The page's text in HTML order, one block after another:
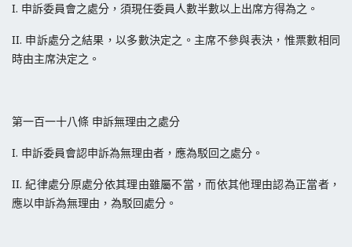
I. 申訴委員會之處分，須現任委員人數半數以上出席方得為之。
II. 申訴處分之結果，以多數決定之。主席不參與表決，惟票數相同
時由主席決定之。
第一百一十八條 申訴無理由之處分
I. 申訴委員會認申訴為無理由者，應為駁回之處分。
II. 紀律處分原處分依其理由雖屬不當，而依其他理由認為正當者，
應以申訴為無理由，為駁回處分。